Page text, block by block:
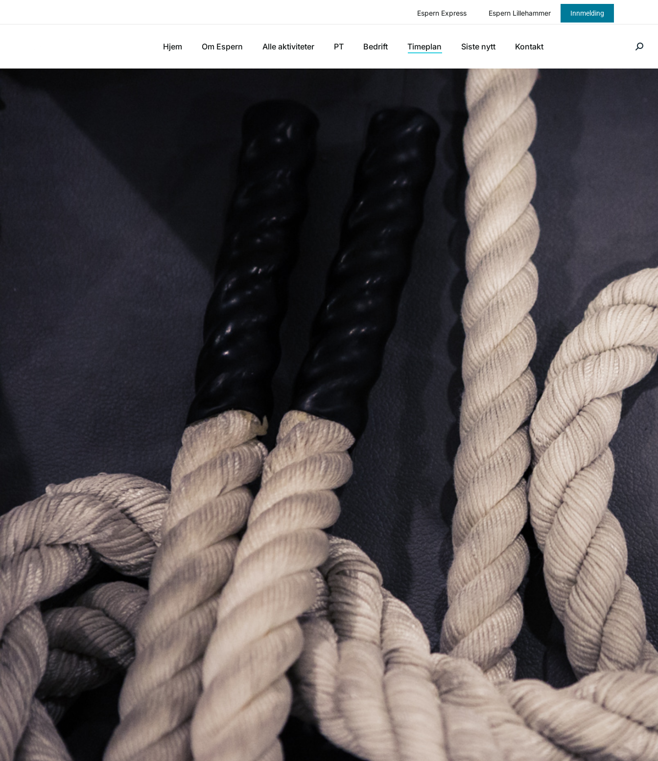
Espern Express Espern Lillehammer Innmelding
Hjem Om Espern Alle aktiviteter PT Bedrift Timeplan Siste nytt Kontakt